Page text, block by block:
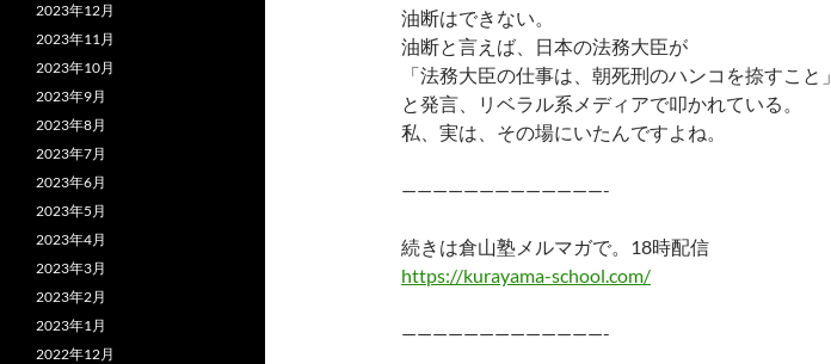
油断はできない。
油断と言えば、日本の法務大臣が
「法務大臣の仕事は、朝死刑のハンコを捺すこと」
と発言、リベラル系メディアで叩かれている。
私、実は、その場にいたんですよね。
—————————————-
続きは倉山塾メルマガで。18時配信
https://kurayama-school.com/
—————————————-
2023年12月
2023年11月
2023年10月
2023年9月
2023年8月
2023年7月
2023年6月
2023年5月
2023年4月
2023年3月
2023年2月
2023年1月
2022年12月